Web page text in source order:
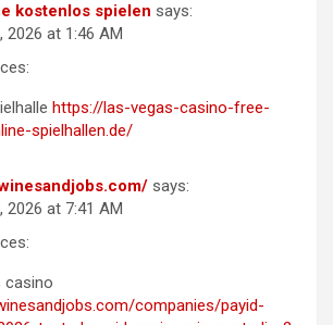
kostenlos spielen says:
2026 at 1:46 AM
https://las-vegas-casino-free-
spielhallen.de/
says:
2026 at 7:41 AM
casino
companies/payid-